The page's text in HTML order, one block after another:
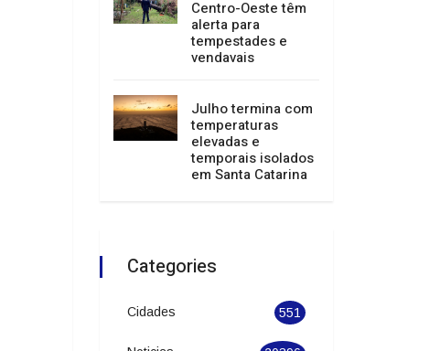
Sul, Sudeste e
Centro-Oeste têm
vendavais
Julho termina com
temperaturas
Categories